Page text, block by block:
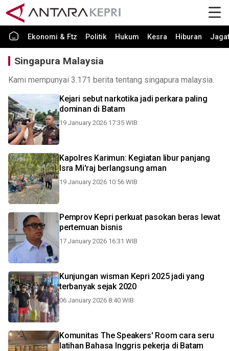
Ekonomi & Ftz Politik Hukum Kesra Hiburan Jagat
Singapura Malaysia
Kami mempunyai 3.171 berita tentang singapura malaysia.
Kejari sebut narkotika jadi perkara paling
dominan di Batam
19 January 2026 17:35 WIB
Kapolres Karimun: Kegiatan libur panjang
Isra Mi'raj berlangsung aman
19 January 2026 10:56 WIB
Pemprov Kepri perkuat pasokan beras lewat
pertemuan bisnis
17 January 2026 16:31 WIB
Kunjungan wisman Kepri 2025 jadi yang
terbanyak sejak 2020
06 January 2026 8:40 WIB
Komunitas The Speakers' Room cara seru
latihan Bahasa Inggris pekerja di Batam